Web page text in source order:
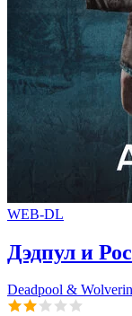
WEB-DL
Дэдпул и
Deadpool &